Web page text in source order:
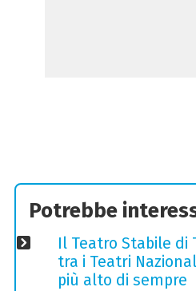
Potrebbe
Il Teatro Stabile di
tra i Teatri
più alto di sempre